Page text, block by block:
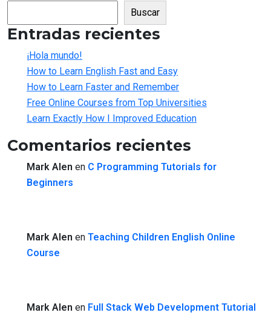
Buscar
Entradas recientes
¡Hola mundo!
How to Learn English Fast and Easy
How to Learn Faster and Remember
Free Online Courses from Top Universities
Learn Exactly How I Improved Education
Comentarios recientes
Mark Alen en C Programming Tutorials for
Beginners
Mark Alen en Teaching Children English Online
Course
Mark Alen en Full Stack Web Development Tutorial